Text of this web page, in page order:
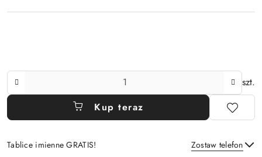
Ilość
szt.
Kup teraz
Tablice imienne GRATIS! Zostaw telefon